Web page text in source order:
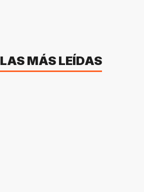
LAS MÁS LEÍDAS